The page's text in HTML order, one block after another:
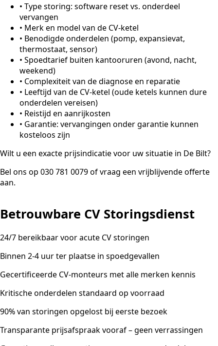
• Type storing: software reset vs. onderdeel
vervangen
• Merk en model van de CV-ketel
• Benodigde onderdelen (pomp, expansievat,
thermostaat, sensor)
• Spoedtarief buiten kantooruren (avond, nacht,
weekend)
• Complexiteit van de diagnose en reparatie
• Leeftijd van de CV-ketel (oude ketels kunnen dure
onderdelen vereisen)
• Reistijd en aanrijkosten
• Garantie: vervangingen onder garantie kunnen
kosteloos zijn
Wilt u een exacte prijsindicatie voor uw situatie in De Bilt?
Bel ons op 030 781 0079 of vraag een vrijblijvende offerte
aan.
Betrouwbare CV Storingsdienst
24/7 bereikbaar voor acute CV storingen
Binnen 2-4 uur ter plaatse in spoedgevallen
Gecertificeerde CV-monteurs met alle merken kennis
Kritische onderdelen standaard op voorraad
90% van storingen opgelost bij eerste bezoek
Transparante prijsafspraak vooraf – geen verrassingen